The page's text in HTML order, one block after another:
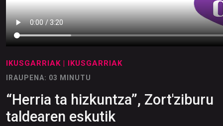
IKUSGARRIAK | IKUSGARRIAK
IRAUPENA: 03 MINUTU
“Herria ta hizkuntza”, Zort'ziburu
taldearen eskutik